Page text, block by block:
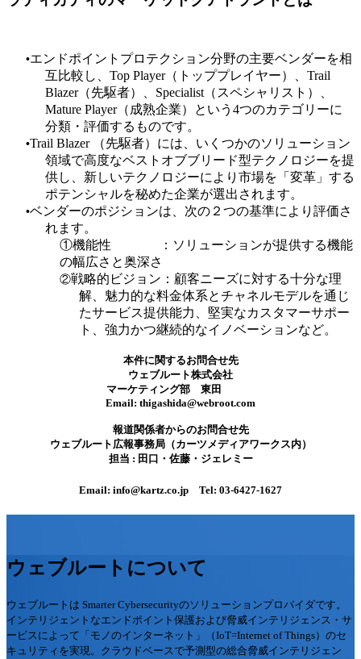
•エンドポイントプロテクション分野の主要ベンダーを相
互比較し、 Top Player（トッププレイヤー）、 Trail
Blazer（先駆者）、 Specialist （スペシャリスト）、
Mature Player（成熟企業）という 4つのカテゴリーに
分類・評価するものです。
•Trail Blazer（先駆者）には、いくつかのソリューション
領域で高度なベストオブブリード型テクノロジーを提
供し、新しいテクノロジーにより市場を「変革」する
ポテンシャルを秘めた企業が選出されます。
•ベンダーのポジションは、次の２つの基準により評価さ
れます。
①機能性
：ソリューションが提供する機能
の幅広さと奥深さ
②戦略的ビジョン：顧客ニーズに対する十分な理
解、魅力的な料金体系とチャネルモデルを通じ
たサービス提供能力、堅実なカスタマーサポー
ト、強力かつ継続的なイノベーシ ョンなど。
本件に関するお問合せ先
ウェブルート株式会社
マーケティング部 東田
Email: thigashida@webroot.com
報道関係者からのお問合せ先
ウェブルート広報事務局（カーツメディアワークス内）
担当 : 田口・佐藤・ジェレミー
Email: info@kartz.co.jp Tel: 03-6427-1627
ウェブルートについて
ウェブルートは Smarter Cybersecurityのソリューションプロバイダです。
インテリジェントなエンドポイント保護および脅威インテリジェンス・サ
ービスによって「モノのインターネット」（IoT=Internet of Things）のセ
キュリティを実現。クラウドベースで予測型の総合脅威インテリジェン